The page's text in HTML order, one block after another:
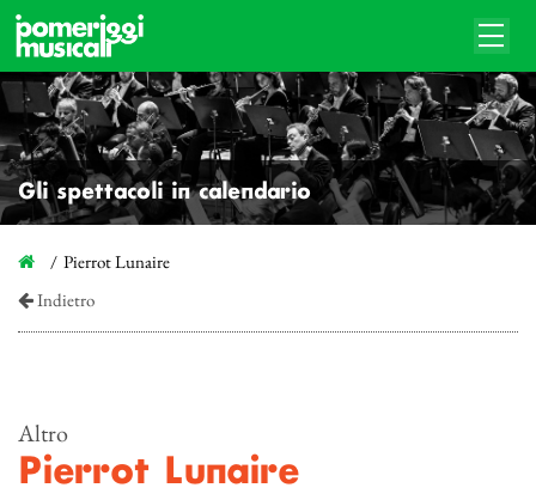
Gli spettacoli in calendario
Pierrot Lunaire
Indietro
Altro
Pierrot Lunaire